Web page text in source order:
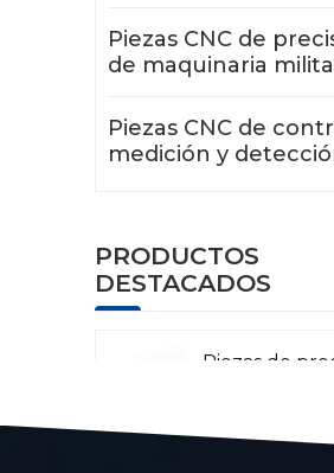
Piezas CNC de
de maquinaria
Piezas CNC de
medición y
PRODUCTOS
DESTACADOS
Piezas de